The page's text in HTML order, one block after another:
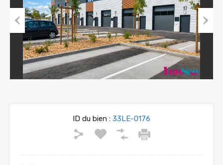
Previous
ID du bien : 33LE-0176